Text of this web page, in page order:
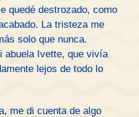
quedé destrozado, como
La tristeza me
solo que nunca.
abuela Ivette, que vivía
lejos de todo lo
me di cuenta de algo